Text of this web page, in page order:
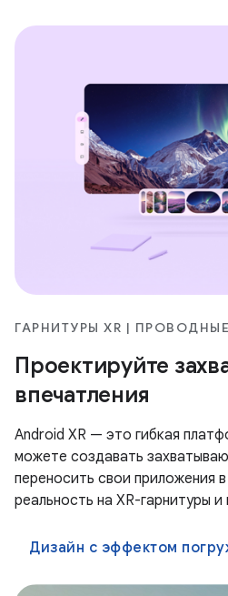
ГАРНИТУРЫ XR |
Проектируйте
впечатления
Android XR — это гибкая
можете создавать
переносить свои приложения
реальность на XR-гарнитуры
Дизайн с эффектом